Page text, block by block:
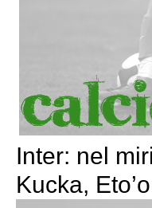
Inter: nel
Kucka,